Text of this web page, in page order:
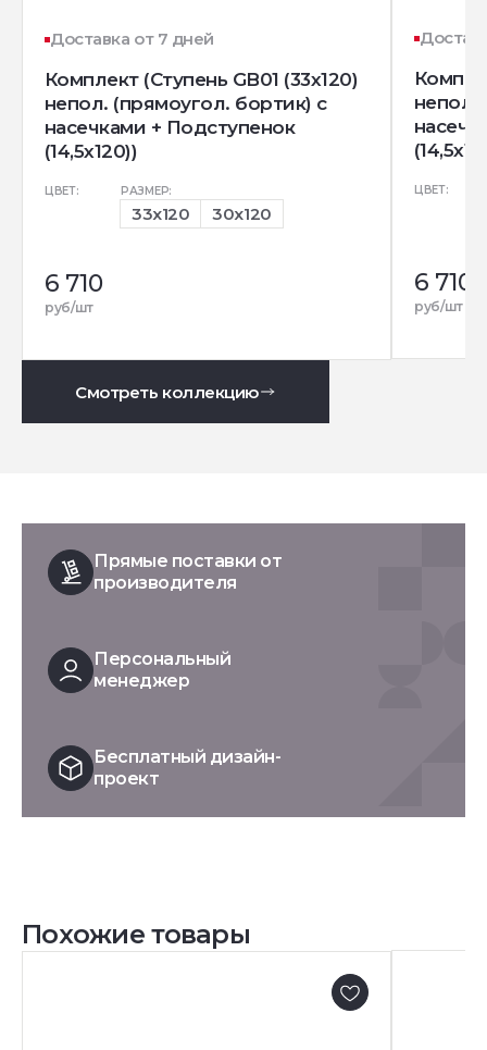
Доставка от 7 дней
Комплект (Ступень GB01 (33x120)
непол. (прямоугол. бортик) с
насечками + Подступенок
(14,5x120))
ЦВЕТ: РАЗМЕР:
33x120 30x120
6 710
руб/шт
непол.
ЦВЕТ:
6 710
руб/шт
Смотреть коллекцию
Прямые поставки от
производителя
Персональный
менеджер
Бесплатный дизайн-
проект
Похожие товары